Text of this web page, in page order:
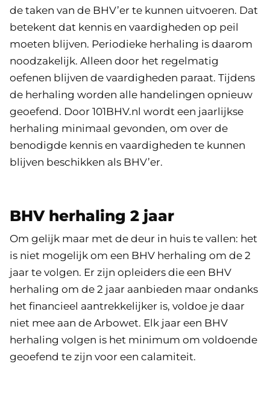
de taken van de BHV’er te kunnen uitvoeren. Dat
betekent dat kennis en vaardigheden op peil
moeten blijven. Periodieke herhaling is daarom
noodzakelijk. Alleen door het regelmatig
oefenen blijven de vaardigheden paraat. Tijdens
de herhaling worden alle handelingen opnieuw
geoefend. Door 101BHV.nl wordt een jaarlijkse
herhaling minimaal gevonden, om over de
benodigde kennis en vaardigheden te kunnen
blijven beschikken als BHV’er.
BHV herhaling 2 jaar
Om gelijk maar met de deur in huis te vallen: het
is niet mogelijk om een BHV herhaling om de 2
jaar te volgen. Er zijn opleiders die een BHV
herhaling om de 2 jaar aanbieden maar ondanks
het financieel aantrekkelijker is, voldoe je daar
niet mee aan de Arbowet. Elk jaar een BHV
herhaling volgen is het minimum om voldoende
geoefend te zijn voor een calamiteit.